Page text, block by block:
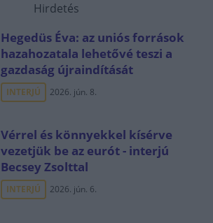
Hirdetés
Hegedüs Éva: az uniós források
hazahozatala lehetővé teszi a
gazdaság újraindítását
INTERJÚ 2026. jún. 8.
Vérrel és könnyekkel kísérve
vezetjük be az eurót - interjú
Becsey Zsolttal
INTERJÚ 2026. jún. 6.